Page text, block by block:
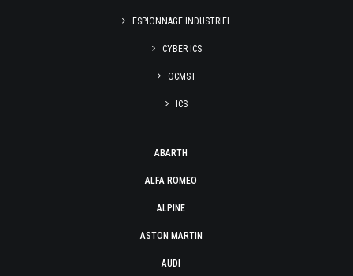
ESPIONNAGE INDUSTRIEL
CYBER ICS
OCMST
ICS
ABARTH
ALFA ROMEO
ALPINE
ASTON MARTIN
AUDI